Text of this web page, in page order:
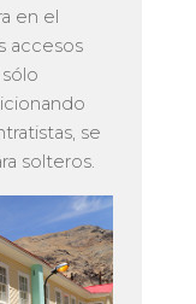
en el
accesos
se
solteros.